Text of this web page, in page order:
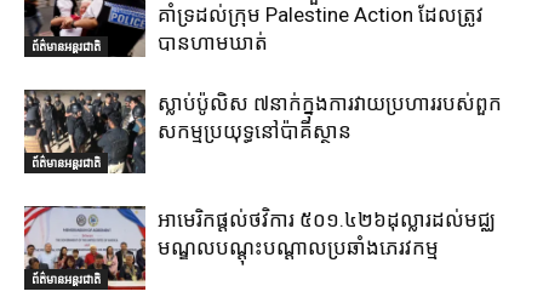
ព័ត៌មានអន្តរជាតិ
គាំទ្រដល់ក្រុម Palestine Action ដែលត្រូវ
បានហាមឃាត់
ព័ត៌មានអន្តរជាតិ
ស្លាប់ប៉ូលិស ៧នាក់ក្នុងការវាយប្រហាររបស់ពួក
សកម្មប្រយុទ្ធនៅប៉ាគីស្ថាន
ព័ត៌មានអន្តរជាតិ
អាមេរិកផ្តល់ថវិការ ៥០១.៤២៦ដុល្លារដល់មជ្ឈ
មណ្ឌលបណ្តុះបណ្តាលប្រឆាំងភេរវកម្ម